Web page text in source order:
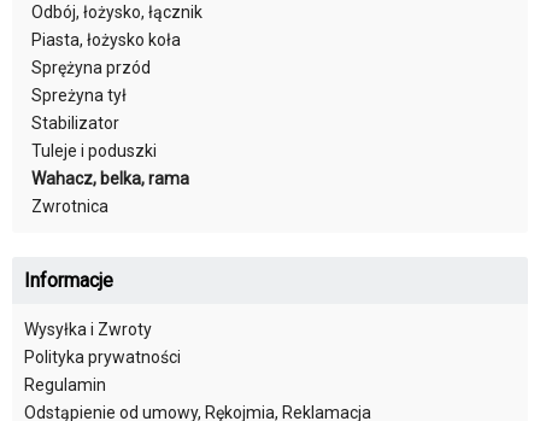
Odbój, łożysko, łącznik
Piasta, łożysko koła
Sprężyna przód
Spreżyna tył
Stabilizator
Tuleje i poduszki
Wahacz, belka, rama
Zwrotnica
Informacje
Wysyłka i Zwroty
Polityka prywatności
Regulamin
Odstąpienie od umowy, Rękojmia, Reklamacja